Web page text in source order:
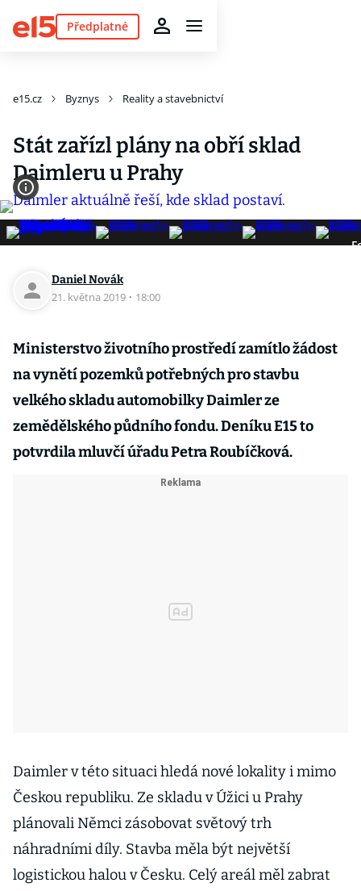
Předplatné
e15.cz Byznys Reality a stavebnictví
Stát zařízl plány na obří sklad
Daimleru u Prahy
Daniel Novák
21. května 2019 · 18:00
Ministerstvo životního prostředí zamítlo žádost
na vynětí pozemků potřebných pro stavbu
velkého skladu automobilky Daimler ze
zemědělského půdního fondu. Deníku E15 to
potvrdila mluvčí úřadu Petra Roubíčková.
Daimler v této situaci hledá nové lokality i mimo
Českou republiku. Ze skladu v Úžici u Prahy
plánovali Němci zásobovat světový trh
náhradními díly. Stavba měla být největší
logistickou halou v Česku. Celý areál měl zabrat